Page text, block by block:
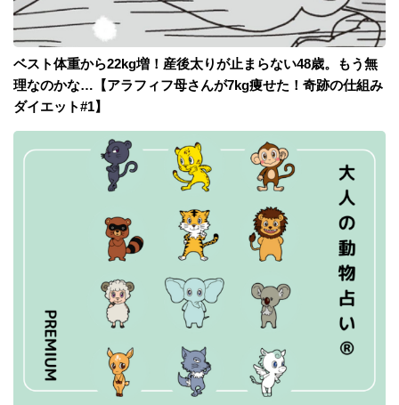
ベスト体重から22kg増！産後太りが止まらない48歳。もう無
理なのかな…【アラフィフ母さんが7kg痩せた！奇跡の仕組み
ダイエット#1】